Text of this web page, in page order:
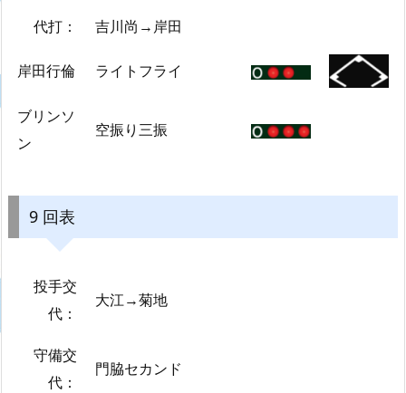
代打： 吉川尚→岸田
岸田行倫 ライトフライ
ブリンソ
ン
空振り三振
9 回表
投手交
代：
大江→菊地
守備交
代：
門脇セカンド